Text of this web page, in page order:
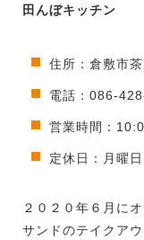
田んぼキッチン
住所：倉敷市
電話：086-
営業時間：
定休日：月曜
２０２０年６月に
サンドのテイクアウ